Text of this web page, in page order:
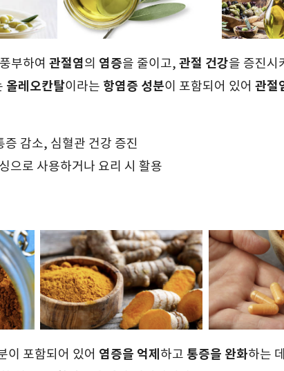
부하여 관절염의 염증을 줄이고, 관절 건강을 증진시
올레오칸탈이라는 항염증 성분이 포함되어 있어 관절
증 감소, 심혈관 건강 증진
으로 사용하거나 요리 시 활용
이 포함되어 있어 염증을 억제 하고 통증을 완화하는